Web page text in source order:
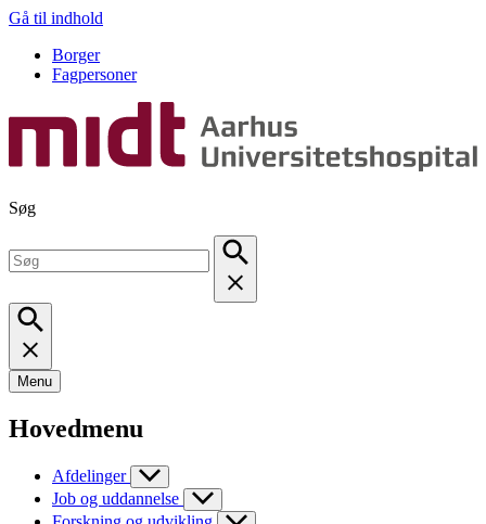
Gå til indhold
Borger
Fagpersoner
Søg
Menu
Hovedmenu
Afdelinger
Job og uddannelse